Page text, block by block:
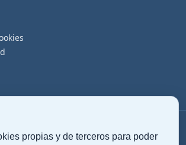
propias y de terceros para poder